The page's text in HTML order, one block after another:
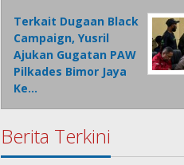
Terkait Dugaan Black
Campaign, Yusril
Ajukan Gugatan PAW
Pilkades Bimor Jaya
Ke…
Berita Terkini